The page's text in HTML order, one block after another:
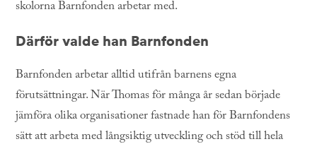
skolorna Barnfonden arbetar med.
Därför valde han Barnfonden
Barnfonden arbetar alltid utifrån barnens egna
förutsättningar. När Thomas för många år sedan började
jämföra olika organisationer fastnade han för Barnfondens
sätt att arbeta med långsiktig utveckling och stöd till hela